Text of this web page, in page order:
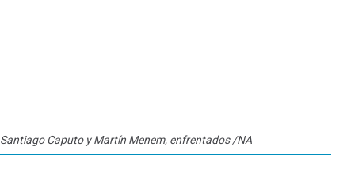
Santiago Caputo y Martín Menem, enfrentados /NA